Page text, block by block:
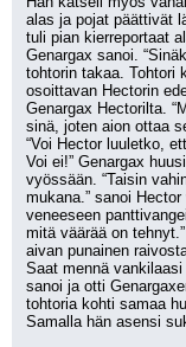
alas ja pojat päättivät
tuli pian kierreportaat
Genargax sanoi.
tohtorin takaa. Tohtori
osoittavan Hectorin
Genargax Hectorilta.
sinä, joten aion ottaa
“Voi Hector luuletko,
Voi ei!” Genargax
vyössään. “Taisin
mukana.” sanoi
veneeseen
mitä väärää on
aivan punainen
Saat mennä
sanoi ja otti
tohtoria kohti samaa
Samalla hän asensi